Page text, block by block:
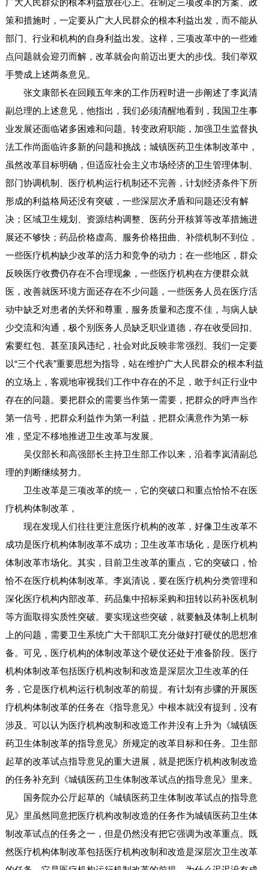
广大人民群众的根本利益放在心上。在制定三项改革的方案、政
策和措施时，一定要从广大人民群众的根本利益出发，而不能从
部门、行业和机构的自身利益出发。这样，三项改革中的一些难
点问题就会迎刃而解，改革就会向前迈出更大的步伐。我们举双
手赞成上述两条意见。
张文康部长在回顾五年来的工作历程时进一步阐述了李岚清
副总理的上述意见，他指出，我们必须清醒地看到，我国卫生事
业发展还面临诸多困难和问题。转变政府职能，加强卫生监督执
法工作尚面临许多新的问题和挑战；城镇医药卫生体制改革中，
虽然改革目标明确，但适应社会主义市场经济的卫生管理体制、
部门协调机制、医疗机构运行机制还不完善，计划经济条件下所
形成的利益格局还没有突破，一些深层次矛盾和问题还没有解
决；区域卫生规划、资源结构调整、医药分开核算等改革措施进
展还不够快；药品价格虚高、服务价格扭曲、补偿机制不到位，
一些医疗机构缺少改革的活力和竞争的动力；在一些地区，群众
反映医疗收费仍存在不合理现象，一些医疗机构在方便群众就
医，改善就医环境方面还存在不少问题，一些医务人员在医疗活
动中缺乏对患者的关怀和尊重，服务质量和态度不佳，与病人缺
少交流和沟通，极个别医务人员缺乏职业道德，存在收受回扣、
索要红包、甚至顶风违纪，社会对此反映非常强烈。我们一定要
以“三个代表”重要思想为指导，站在维护广大人民群众的根本利益
的立场上，客观地审视我们工作中存在的不足，敢于纠正行业中
存在的问题。要把群众的需要当作第一需要，把群众的呼声当作
第一信号，把群众利益作为第一利益，把群众满意作为第一标
准，坚定不移地推进卫生改革与发展。
吴仪部长和高强部长主持卫生部工作以来，沿着李岚清副总
理的判断继续努力。
卫生改革是三项改革的统一，它的突破口和重点恰恰不在医
疗机构体制改革，
现在发现人们往往更注意医疗机构的改革，好像卫生改革不
成功是医疗机构体制改革不成功；卫生改革市场化，是医疗机构
体制改革市场化。其实，目前卫生改革的重点，它的突破口，恰
恰不在医疗机构体制改革。李岚清说，要在医疗机构分类管理和
深化医疗机构内部改革、药品集中招标采购和扭转以药补医机制
等方面取得实质性突破。要实现这些突破，就要触及体制上机制
上的问题，需要卫生系统广大干部职工充分做好打硬仗的思想准
备。可见，医疗机构的体制改革这个硬仗还处于准备阶段。医疗
机构体制改革包括医疗机构改制和改造是深层次卫生改革的任
务，它是医疗机构运行机制改革的前提。有计划有步骤的开展医
疗机构体制改革的任务在《指导意见》中根本就没有提到，没有
涉及。可以认为医疗机构改制和改造工作并没有上升为《城镇医
药卫生体制改革的指导意见》所规定的改革目标和任务。卫生部
起草的改革试点指导意见的重大进展，就是把医疗机构改制改造
的任务补充到《城镇医药卫生体制改革试点的指导意见》里来。
国务院办公厅起草的《城镇医药卫生体制改革试点的指导意
见》里虽然同意把医疗机构改制改造的任务作为城镇医药卫生体
制改革试点的任务之一，但是仍然没有把它强调为改革重点。既
然医疗机构体制改革包括医疗机构改制和改造是深层次卫生改革